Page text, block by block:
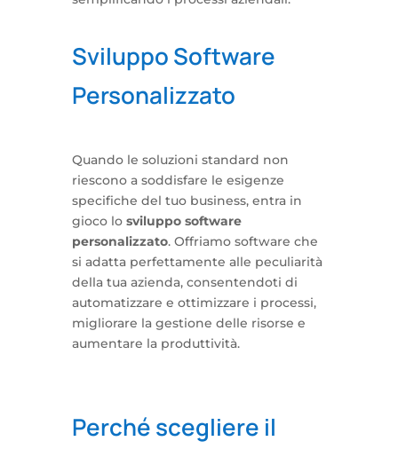
Sviluppo Software
Personalizzato
Quando le soluzioni standard non
riescono a soddisfare le esigenze
specifiche del tuo business, entra in
gioco lo sviluppo software
personalizzato. Offriamo software che
si adatta perfettamente alle peculiarità
della tua azienda, consentendoti di
automatizzare e ottimizzare i processi,
migliorare la gestione delle risorse e
aumentare la produttività.
Perché scegliere il